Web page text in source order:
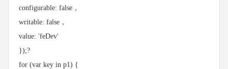
configurable: false，
writable: false，
value: 'feDev'
});?
for (var key in p1) {